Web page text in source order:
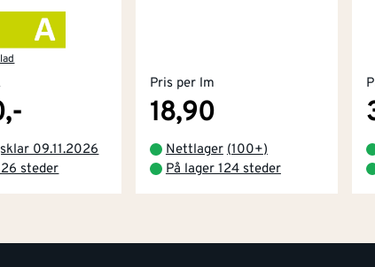
09.11.2026
steder
Pris per lm
18,90
Nettlager (100+)
På lager 124 steder